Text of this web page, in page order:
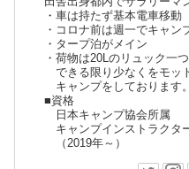
・車は持たず基本電車移動
・コロナ前は週一でキャン
・タープ泊がメイン
・荷物は20Lのリュック一
できる限り少なくをモッ
キャンプをしております。
■資格
日本キャンプ協会所属
キャンプインストラクタ
（2019年～）